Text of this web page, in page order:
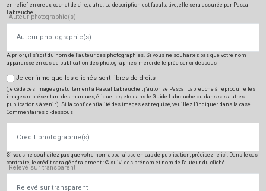
en relief, en creux, cachet de cire, autre. La description est facultative, elle sera assurée par Pascal
Labreuche
Auteur photographie(s)
A priori, il s’agit du nom de l’auteur des photographies. Si vous ne souhaitez pas que votre nom
apparaisse en cas de publication des photographies, merci de le préciser ci-dessous
Droits photographie(s)
Je confirme que les clichés sont libres de droits
(je cède ces images gratuitement à Pascal Labreuche ; j’autorise Pascal Labreuche à reproduire les
images représentant des marques, étiquettes, etc. dans le Guide Labreuche ou dans ses autres
publications à venir). Si la confidentialité des images est requise, veuillez l’indiquer dans la case
Commentaires ci-dessous
Si vous ne souhaitez pas que votre nom apparaisse en cas de publication, précisez-le ici. Dans le cas
contraire, le crédit sera généralement : © suivi des prénom et nom de l'auteur du cliché
Relevé sur transparent